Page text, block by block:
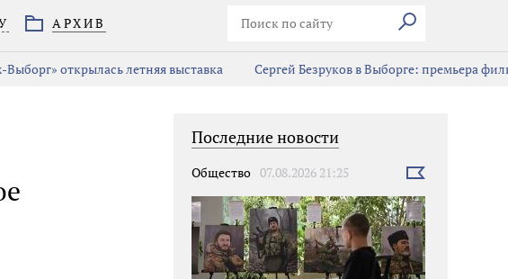
АРХИВ Искать
открылась летняя выставка Сергей Безруков в Выборге: премьера
Последние новости
Общество 07.08.2026 21:25
Выбрать